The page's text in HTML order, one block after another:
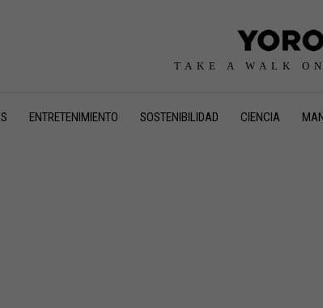
TAKE A WALK
ENTRETENIMIENTO SOSTENIBILIDAD CIENCIA